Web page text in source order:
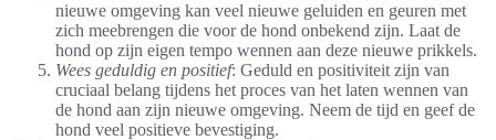
nieuwe omgeving kan veel nieuwe geluiden en geuren met
zich meebrengen die voor de hond onbekend zijn. Laat de
hond op zijn eigen tempo wennen aan deze nieuwe prikkels.
Wees geduldig en positief: Geduld en positiviteit zijn van
cruciaal belang tijdens het proces van het laten wennen van
de hond aan zijn nieuwe omgeving. Neem de tijd en geef de
hond veel positieve bevestiging.